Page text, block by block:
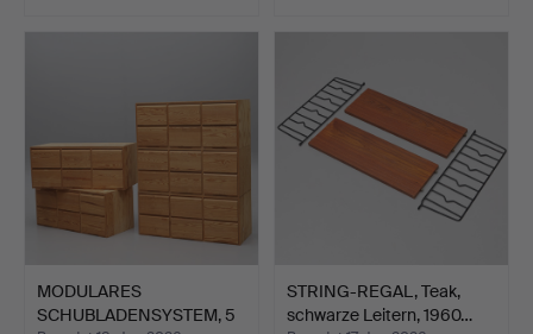
MODULARES
SCHUBLADENSYSTEM, 5
STRING-REGAL, Teak,
schwarze Leitern, 1960…